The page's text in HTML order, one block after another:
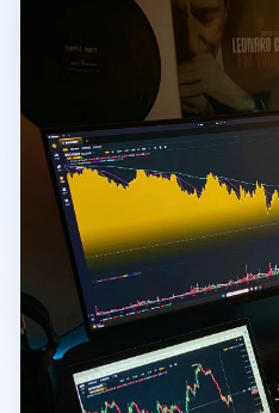
一个更加公平、透明、安全的数